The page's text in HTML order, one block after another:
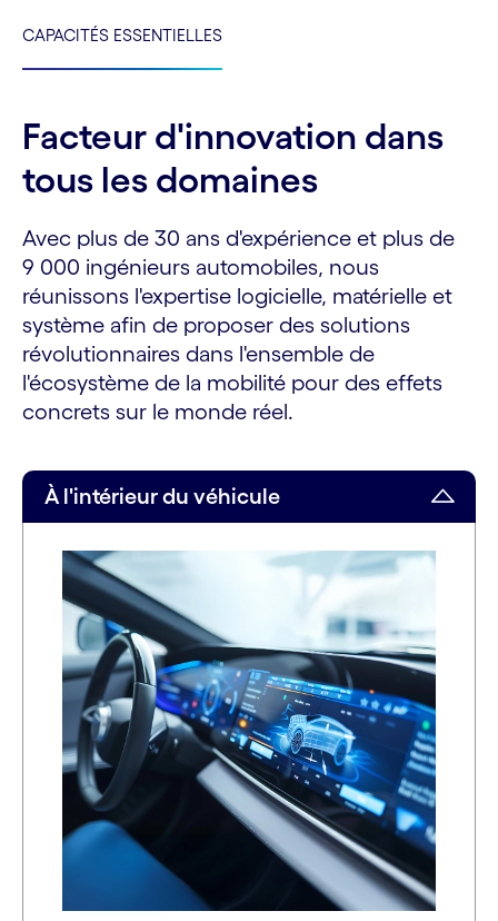
CAPACITÉS ESSENTIELLES
Facteur d'innovation dans
tous les domaines
Avec plus de 30 ans d'expérience et plus de
9 000 ingénieurs automobiles, nous
réunissons l'expertise logicielle, matérielle et
système afin de proposer des solutions
révolutionnaires dans l'ensemble de
l'écosystème de la mobilité pour des effets
concrets sur le monde réel.
À l'intérieur du véhicule